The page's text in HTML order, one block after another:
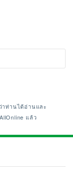
าท่านได้อ่านและ
แล้ว